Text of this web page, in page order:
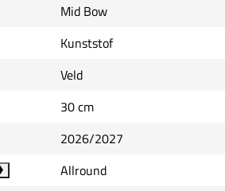
Mid Bow
Kunststof
Veld
30 cm
2026/2027
Allround